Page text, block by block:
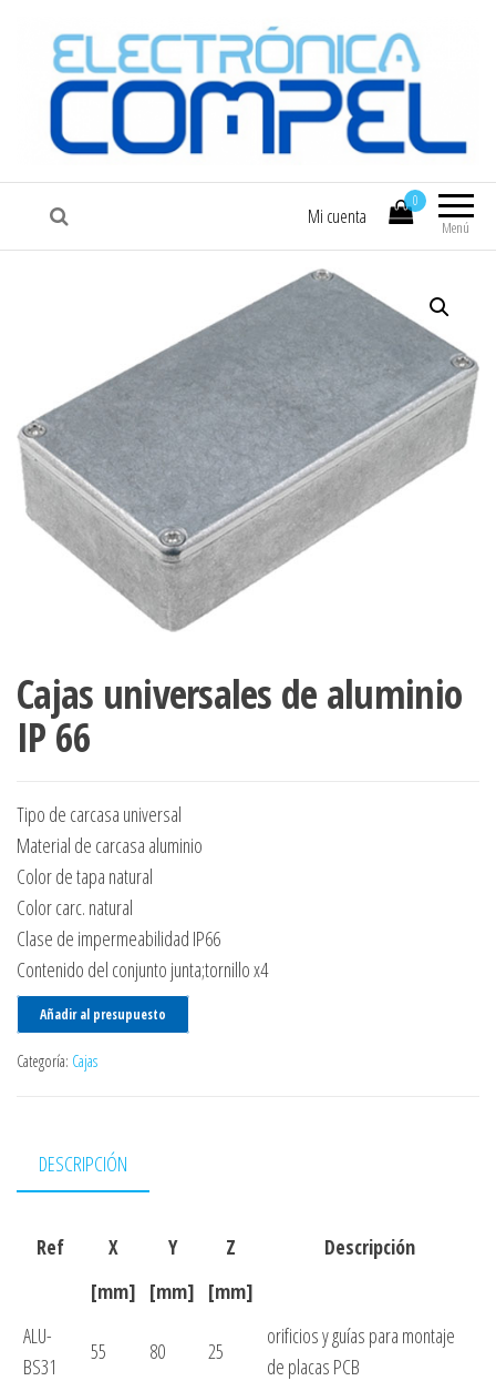
COMPEL Electrónica COMPEL
Menú
0
Mi cuenta
Cajas universales de aluminio
IP 66
Tipo de carcasa universal
Material de carcasa aluminio
Color de tapa natural
Color carc. natural
Clase de impermeabilidad IP66
Contenido del conjunto junta;tornillo x4
Añadir al presupuesto
Categoría: Cajas
DESCRIPCIÓN
Ref X Y Z
Descripción
[mm] [mm] [mm]
ALU-
BS31
55 80 25
orificios y guías para montaje
de placas PCB